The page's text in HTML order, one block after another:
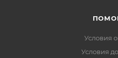
Условия
Условия